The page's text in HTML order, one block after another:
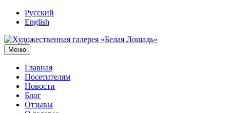
Русский
English
Меню
Главная
Посетителям
Новости
Блог
Отзывы